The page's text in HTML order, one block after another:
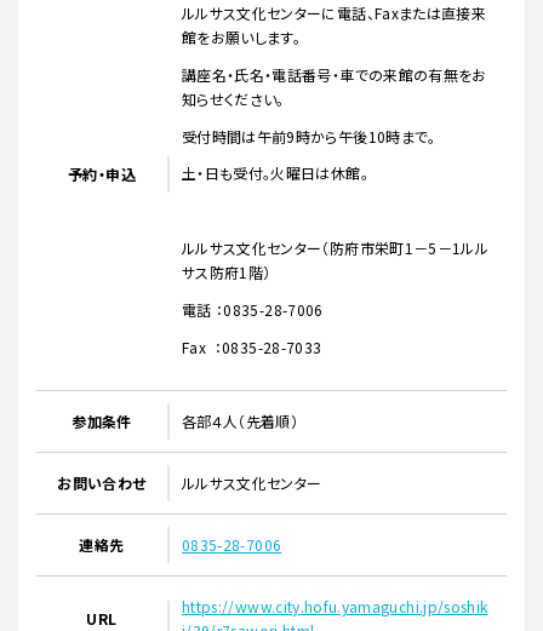
予約・申込
ルルサス文化センターに電話、Faxまたは直接来
館をお願いします。
講座名・氏名・電話番号・車での来館の有無をお
知らせください。
受付時間は午前9時から午後10時まで。
土・日も受付。火曜日は休館。
ルルサス文化センター（防府市栄町1－5－1ルル
サス防府1階）
電話 ：0835-28-7006
Fax ：0835-28-7033
参加条件 各部４人（先着順）
お問い合わせ ルルサス文化センター
連絡先 0835-28-7006
URL
https://www.city.hofu.yamaguchi.jp/soshik